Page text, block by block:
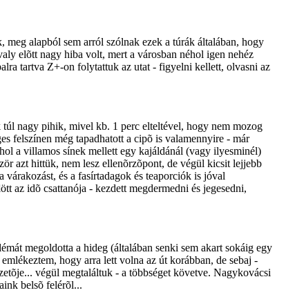
alapból sem arról szólnak ezek a túrák általában, hogy
elõtt nagy hiba volt, mert a városban néhol igen nehéz
tartva Z+-on folytattuk az utat - figyelni kellett, olvasni az
nagy pihik, mivel kb. 1 perc elteltével, hogy nem mozog
felszínen még tapadhatott a cipõ is valamennyire - már
a villamos sínek mellett egy kajáldánál (vagy ilyesminél)
azt hittük, nem lesz ellenõrzõpont, de végül kicsit lejjebb
és a fasírtadagok és teaporciók is jóval
az idõ csattanója - kezdett megdermedni és jegesedni,
megoldotta a hideg (általában senki sem akart sokáig egy
hogy arra lett volna az út korábban, de sebaj -
végül megtaláltuk - a többséget követve. Nagykovácsi
belsõ felérõl...